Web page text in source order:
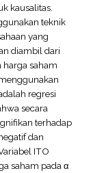
kausalitas.
teknik
yang
diambil dari
harga saham
regresi
secara
terhadap
dan
ITO
saham pada α